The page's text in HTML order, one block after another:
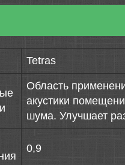
Tetras
Область
акустики
шума. Улучшает
0,9